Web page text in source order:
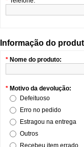
Informação do
* Nome do produto:
* Motivo da devolução:
Defeituoso
Erro no pedido
Estragou na entrega
Outros
Recebeu item errado